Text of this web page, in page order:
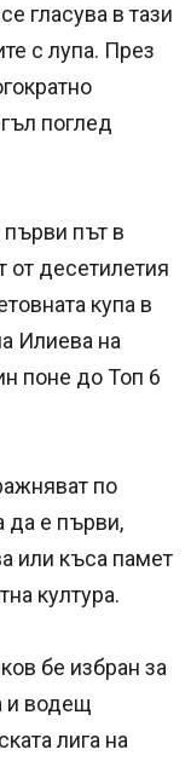
гласува в тази
с лупа. През
поглед
път в
от десетилетия
купа в
Илиева на
поне до Топ 6
по
да е първи,
или къса памет
култура.
бе избран за
и водещ
лига на